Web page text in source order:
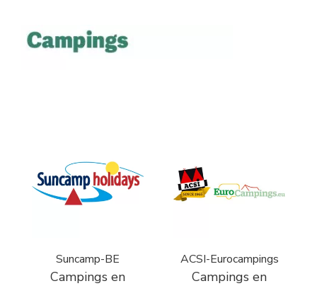
Suncamp-BE
Campings en
ACSI-Eurocampings
Campings en